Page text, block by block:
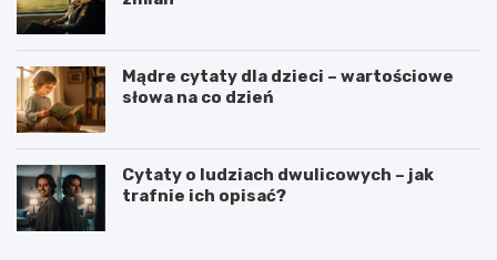
Mądre cytaty dla dzieci – wartościowe
słowa na co dzień
Cytaty o ludziach dwulicowych – jak
trafnie ich opisać?
S
S